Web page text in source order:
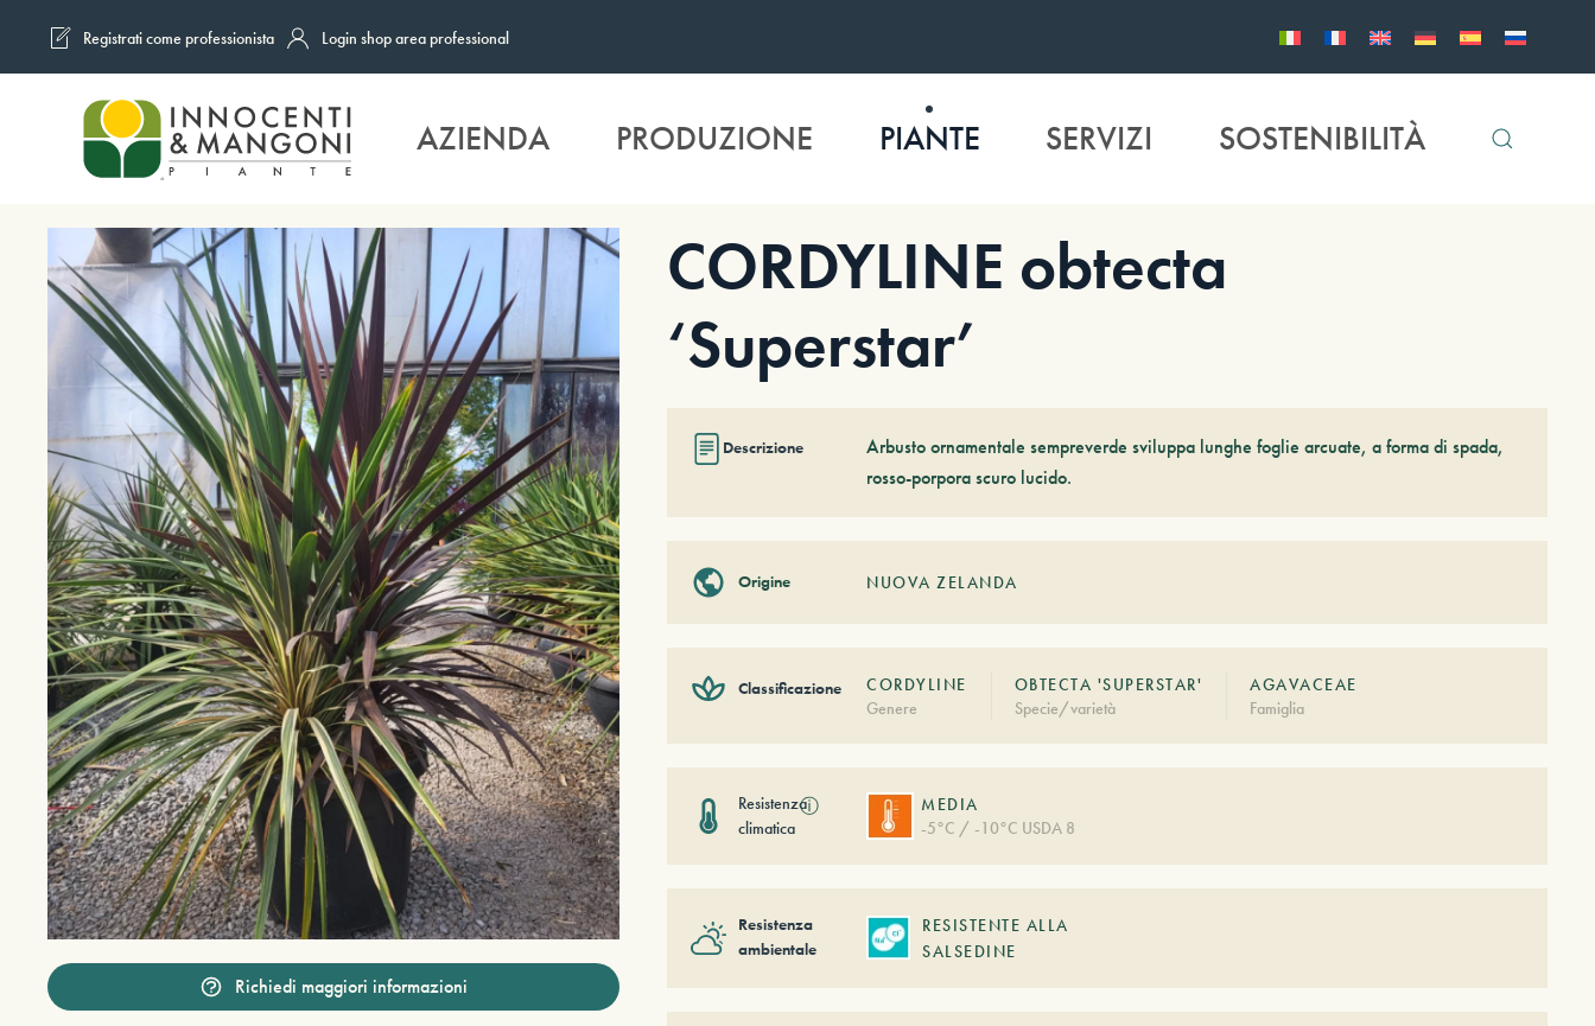
Skip to main content
Registrati come professionista Login shop area professional
AZIENDA PRODUZIONE PIANTE SERVIZI SOSTENIBILITÀ
Richiedi maggiori informazioni
CORDYLINE obtecta
‘Superstar’
Descrizione
Arbusto ornamentale sempreverde sviluppa lunghe foglie arcuate, a forma di spada,
rosso-porpora scuro lucido.
Origine NUOVA ZELANDA
Classificazione
CORDYLINE
Genere
OBTECTA 'SUPERSTAR'
Specie/varietà
AGAVACEAE
Famiglia
Resistenza
climatica
ⓘ
MEDIA
-5°C / -10°C USDA 8
Resistenza
ambientale
RESISTENTE ALLA
SALSEDINE